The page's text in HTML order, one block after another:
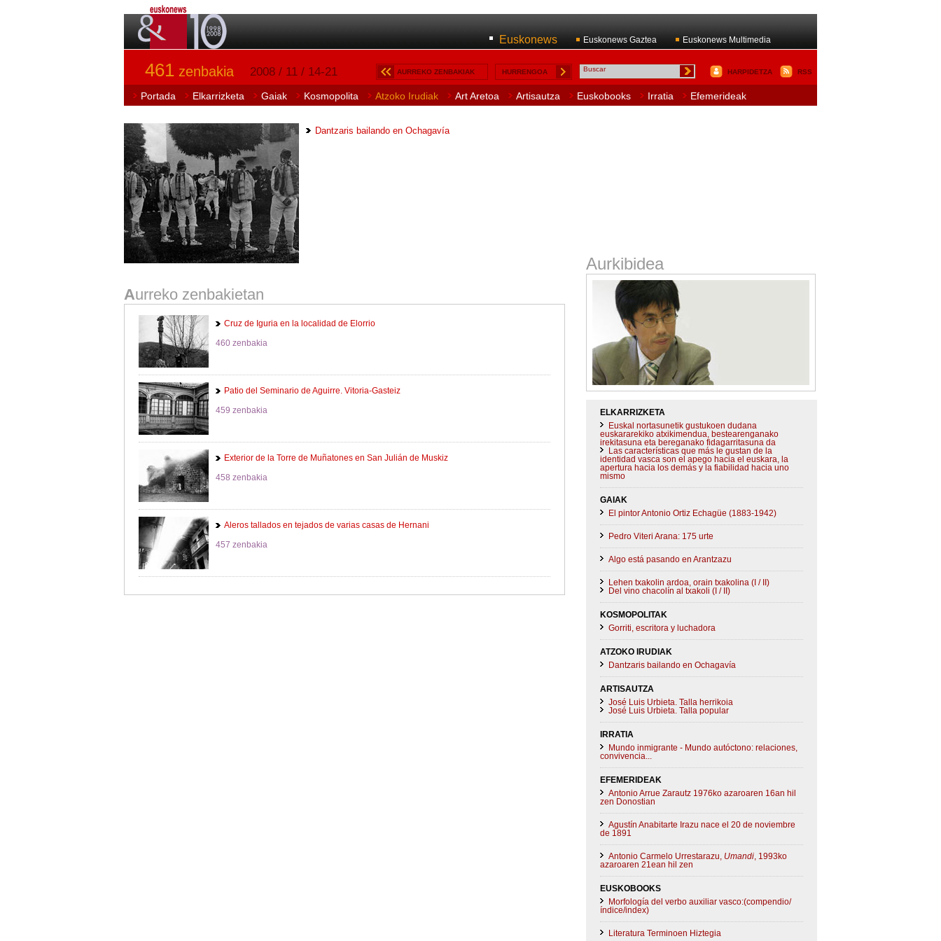
Euskonews Euskonews Gaztea Euskonews Multimedia
461 zenbakia 2008 / 11 / 14-21 AURREKO ZENBAKIAK HURRENGOA HARPIDETZA RSS
Portada Elkarrizketa Gaiak Kosmopolita Atzoko Irudiak Art Aretoa Artisautza Euskobooks Irratia Efemerideak
Aurkibidea
ELKARRIZKETA
Euskal nortasunetik gustukoen dudana
euskararekiko atxikimendua, bestearenganako
irekitasuna eta bereganako fidagarritasuna da
Las características que más le gustan de la
identidad vasca son el apego hacia el euskara, la
apertura hacia los demás y la fiabilidad hacia uno
mismo
GAIAK
El pintor Antonio Ortiz Echagüe (1883-1942)
Pedro Viteri Arana: 175 urte
Algo está pasando en Arantzazu
Lehen txakolin ardoa, orain txakolina (I / II)
Del vino chacolín al txakoli (I / II)
KOSMOPOLITAK
Gorriti, escritora y luchadora
ATZOKO IRUDIAK
Dantzaris bailando en Ochagavía
ARTISAUTZA
José Luis Urbieta. Talla herrikoia
José Luis Urbieta. Talla popular
IRRATIA
Mundo inmigrante - Mundo autóctono: relaciones,
convivencia...
EFEMERIDEAK
Antonio Arrue Zarautz 1976ko azaroaren 16an hil
zen Donostian
Agustín Anabitarte Irazu nace el 20 de noviembre
de 1891
Antonio Carmelo Urrestarazu, Umandi, 1993ko
azaroaren 21ean hil zen
EUSKOBOOKS
Morfología del verbo auxiliar vasco:(compendio/
índice/index)
Literatura Terminoen Hiztegia
Dantzaris bailando en Ochagavía
Aurreko zenbakietan
Cruz de Iguria en la localidad de Elorrio
460 zenbakia
Patio del Seminario de Aguirre. Vitoria-Gasteiz
459 zenbakia
Exterior de la Torre de Muñatones en San Julián de Muskiz
458 zenbakia
Aleros tallados en tejados de varias casas de Hernani
457 zenbakia